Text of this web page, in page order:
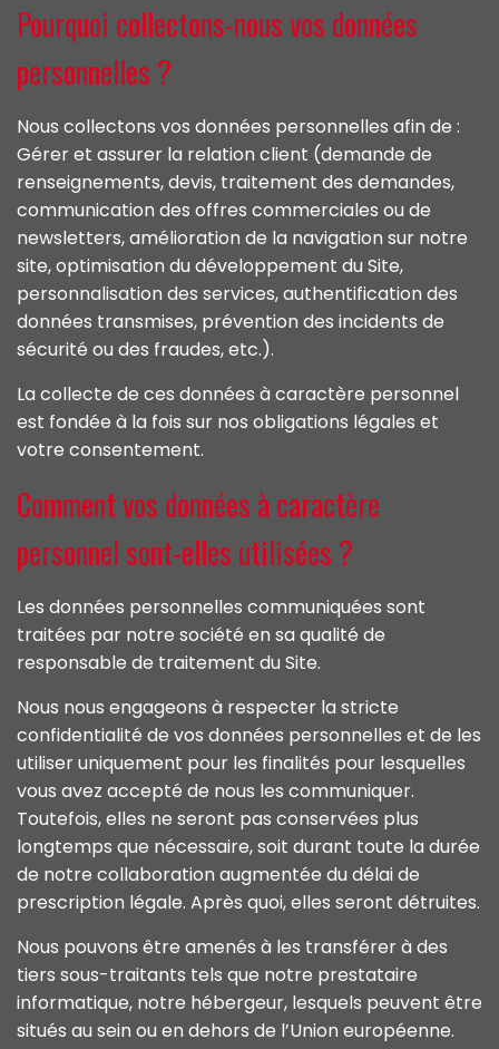
Pourquoi collectons-nous vos données
personnelles ?
Nous collectons vos données personnelles afin de :
Gérer et assurer la relation client (demande de
renseignements, devis, traitement des demandes,
communication des offres commerciales ou de
newsletters, amélioration de la navigation sur notre
site, optimisation du développement du Site,
personnalisation des services, authentification des
données transmises, prévention des incidents de
sécurité ou des fraudes, etc.).
La collecte de ces données à caractère personnel
est fondée à la fois sur nos obligations légales et
votre consentement.
Comment vos données à caractère
personnel sont-elles utilisées ?
Les données personnelles communiquées sont
traitées par notre société en sa qualité de
responsable de traitement du Site.
Nous nous engageons à respecter la stricte
confidentialité de vos données personnelles et de les
utiliser uniquement pour les finalités pour lesquelles
vous avez accepté de nous les communiquer.
Toutefois, elles ne seront pas conservées plus
longtemps que nécessaire, soit durant toute la durée
de notre collaboration augmentée du délai de
prescription légale. Après quoi, elles seront détruites.
Nous pouvons être amenés à les transférer à des
tiers sous-traitants tels que notre prestataire
informatique, notre hébergeur, lesquels peuvent être
situés au sein ou en dehors de l’Union européenne.